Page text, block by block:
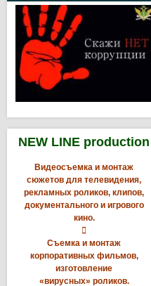
NEW LINE production
Видеосъемка и монтаж
сюжетов для телевидения,
рекламных роликов, клипов,
документального и игрового
кино.

Съемка и монтаж
корпоративных фильмов,
изготовление
«вирусных» роликов.